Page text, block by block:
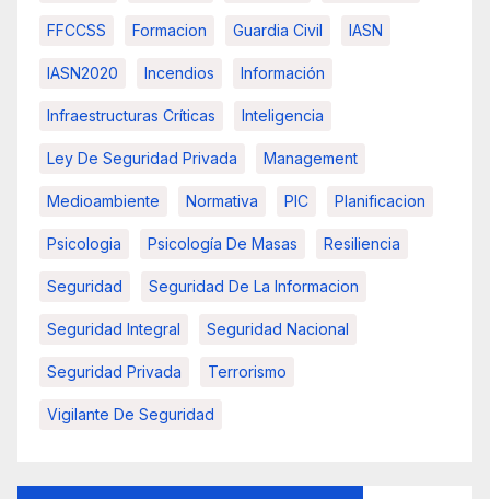
FFCCSS Formacion Guardia Civil IASN
IASN2020 Incendios Información
Infraestructuras Críticas Inteligencia
Ley De Seguridad Privada Management
Medioambiente Normativa PIC Planificacion
Psicologia Psicología De Masas Resiliencia
Seguridad Seguridad De La Informacion
Seguridad Integral Seguridad Nacional
Seguridad Privada Terrorismo
Vigilante De Seguridad